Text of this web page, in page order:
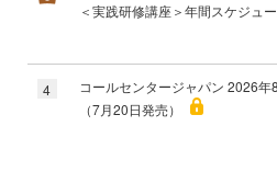
＜実践研修講座＞年間スケジュ
4
コールセンタージャパン 2026年
（7月20日発売）